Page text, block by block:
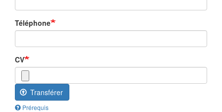
Téléphone
CV
Transférer
Prérequis